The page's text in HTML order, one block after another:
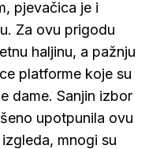
pjevačica je i
Za ovu prigodu
haljinu, a pažnju
platforme koje su
dame. Sanjin izbor
upotpunila ovu
mnogi su